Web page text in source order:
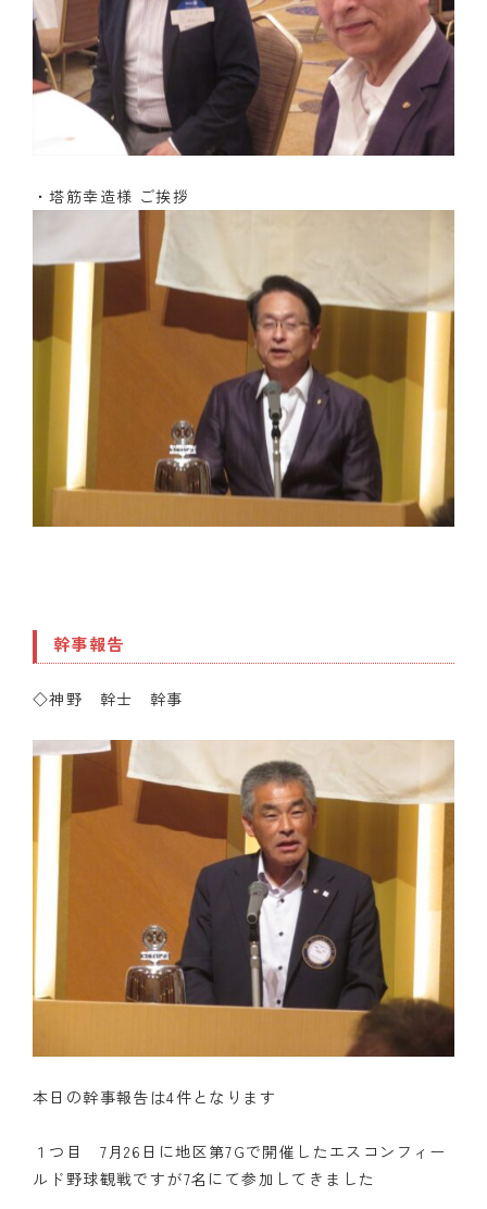
・塔筋幸造様 ご挨拶
幹事報告
◇神野 幹士 幹事
本日の幹事報告は4件となります
１つ目 7月26日に地区第7Gで開催したエスコンフィー
ルド野球観戦ですが7名にて参加してきました